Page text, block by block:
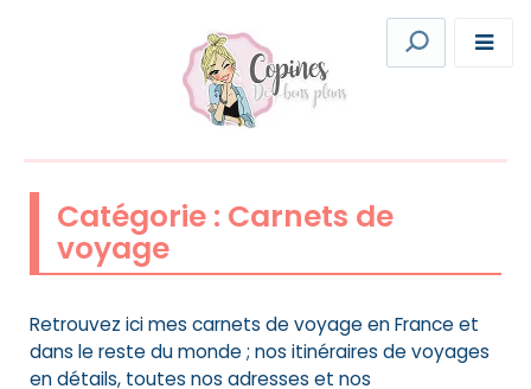
Catégorie : Carnets de
voyage
Retrouvez ici mes carnets de voyage en France et
dans le reste du monde ; nos itinéraires de voyages
en détails, toutes nos adresses et nos